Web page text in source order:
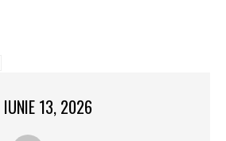
IUNIE 13, 2026